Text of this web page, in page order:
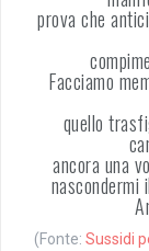
prova che
Facciamo
quello
ancora una
(Fonte: Sussidi